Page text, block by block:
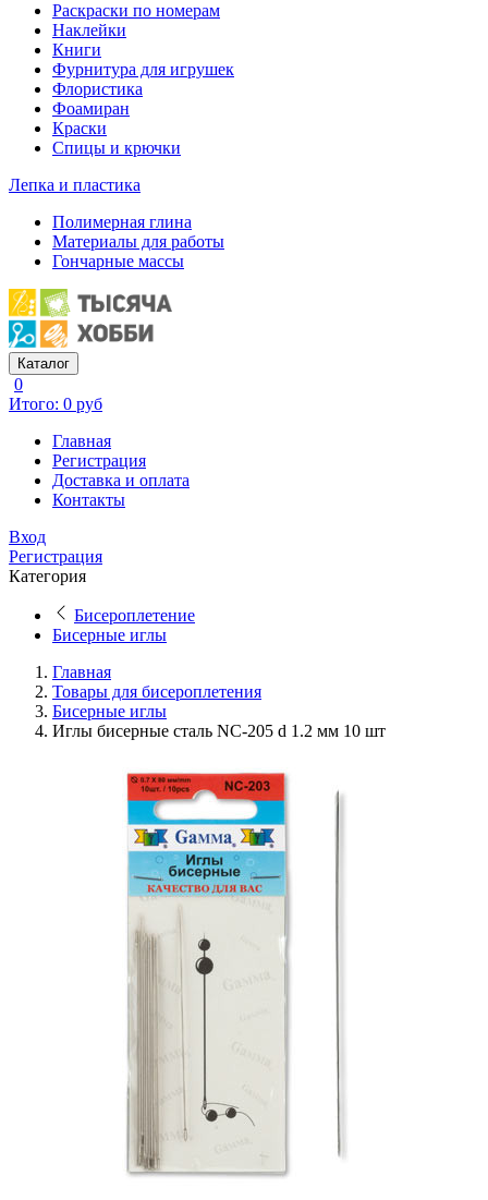
Раскраски по номерам
Наклейки
Книги
Фурнитура для игрушек
Флористика
Фоамиран
Краски
Спицы и крючки
Лепка и пластика
Полимерная глина
Материалы для работы
Гончарные массы
Каталог
0
Итого: 0 руб
Главная
Регистрация
Доставка и оплата
Контакты
Вход
Регистрация
Категория
Бисероплетение
Бисерные иглы
Главная
Товары для бисероплетения
Бисерные иглы
Иглы бисерные сталь NC-205 d 1.2 мм 10 шт